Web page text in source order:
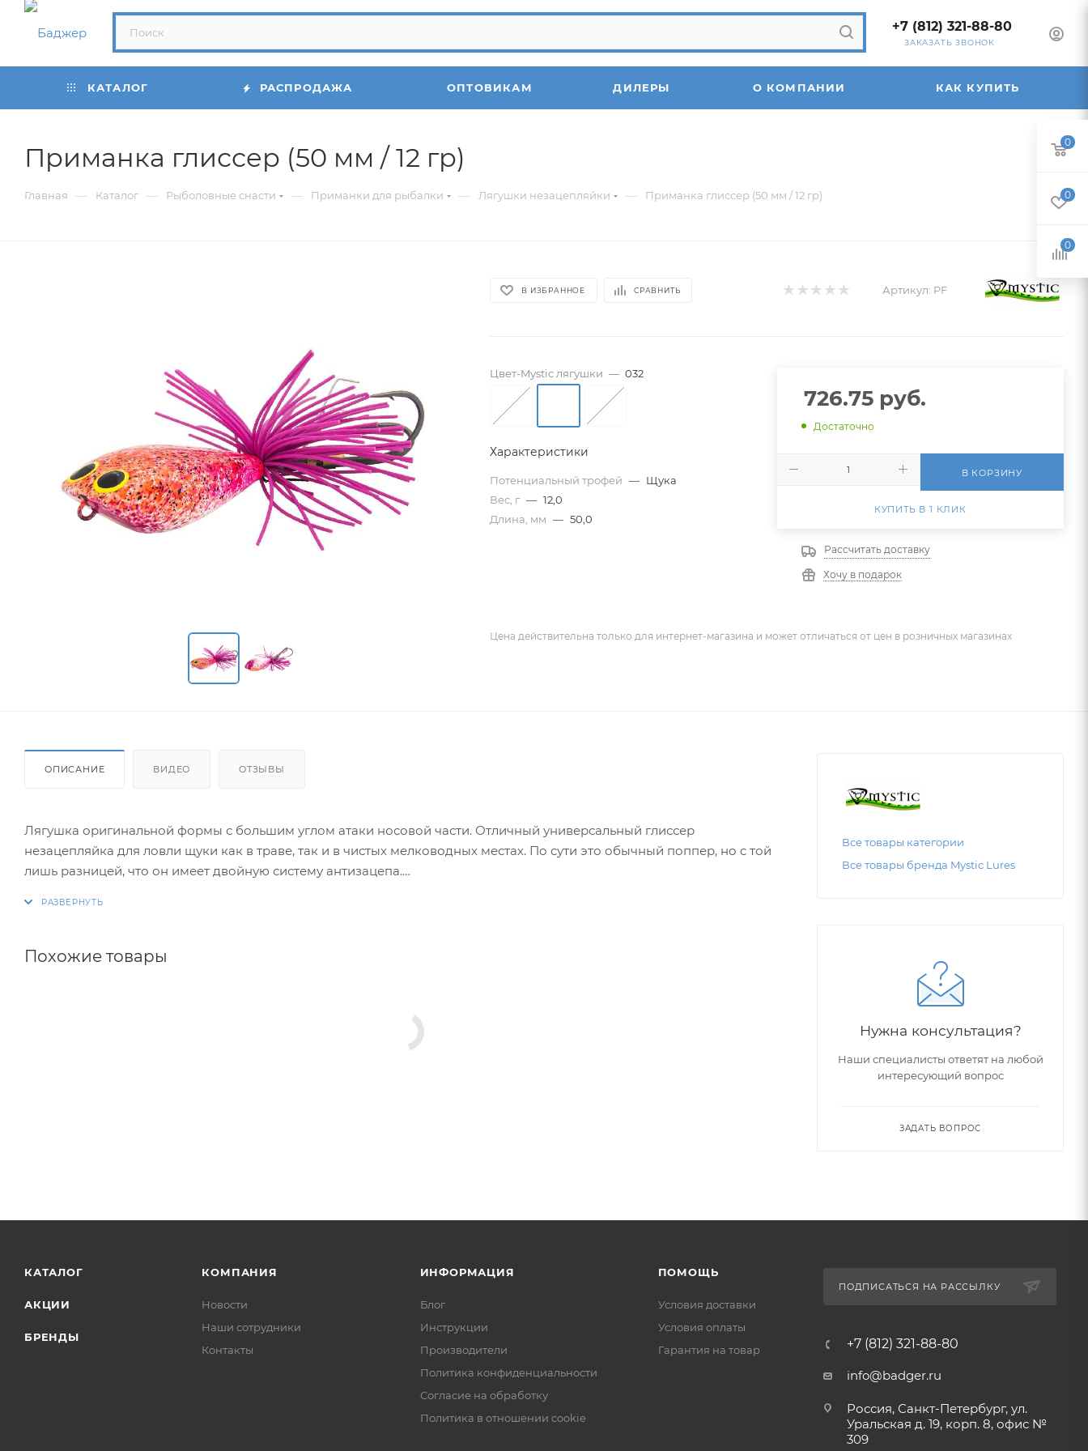
+7 (812) 321-88-80
ЗАКАЗАТЬ ЗВОНОК
КАТАЛОГ РАСПРОДАЖА ОПТОВИКАМ ДИЛЕРЫ О КОМПАНИИ КАК КУПИТЬ
Приманка глиссер (50 мм / 12 гр)
Главная — Каталог — Рыболовные снасти — Приманки для рыбалки — Лягушки незацепляйки — Приманка глиссер (50 мм / 12 гр)
В ИЗБРАННОЕ СРАВНИТЬ Артикул: PF
Цвет-Mystic лягушки — 032
Характеристики
Потенциальный трофей — Щука
Вес, г — 12,0
Длина, мм — 50,0
726.75руб.
Достаточно
В КОРЗИНУ
КУПИТЬ В 1 КЛИК
Рассчитать доставку
Хочу в подарок
Цена действительна только для интернет-магазина и может отличаться от цен в розничных магазинах
ОПИСАНИЕ ВИДЕО ОТЗЫВЫ
Лягушка оригинальной формы с большим углом атаки носовой части. Отличный универсальный глиссер
незацепляйка для ловли щуки как в траве, так и в чистых мелководных местах. По сути это обычный поппер, но с той
лишь разницей, что он имеет двойную систему антизацепа.
проводить по лежачему тростнику, под которым часто стоит в засаде щука.
Похожие товары
Все товары категории
Все товары бренда Mystic Lures
Нужна консультация?
Наши специалисты ответят на любой
интересующий вопрос
ЗАДАТЬ ВОПРОС
КАТАЛОГ
АКЦИИ
БРЕНДЫ
КОМПАНИЯ
Новости
Наши сотрудники
Контакты
ИНФОРМАЦИЯ
Блог
Инструкции
Производители
Политика конфиденциальности
Согласие на обработку
Политика в отношении cookie
ПОМОЩЬ
Условия доставки
Условия оплаты
Гарантия на товар
ПОДПИСАТЬСЯ НА РАССЫЛКУ
+7 (812) 321-88-80
info@badger.ru
Россия, Санкт-Петербург, ул.
Уральская д. 19, корп. 8, офис №
309
0
0
0